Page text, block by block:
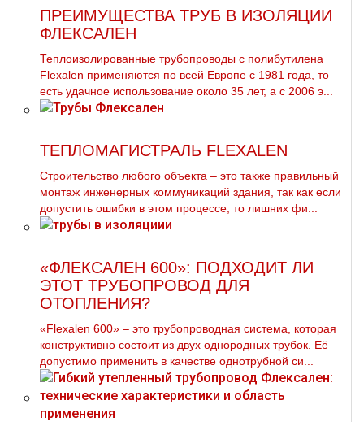
ПРЕИМУЩЕСТВА ТРУБ В ИЗОЛЯЦИИ
ФЛЕКСАЛЕН
Теплоизолированные трубопроводы с полибутилена
Flexalen применяются по всей Европе с 1981 года, то
есть удачное использование около 35 лет, а с 2006 э...
ТЕПЛОМАГИСТРАЛЬ FLEXALEN
Строительство любого объекта – это также правильный
монтаж инженерных коммуникаций здания, так как если
допустить ошибки в этом процессе, то лишних фи...
«ФЛЕКСАЛЕН 600»: ПОДХОДИТ ЛИ
ЭТОТ ТРУБОПРОВОД ДЛЯ
ОТОПЛЕНИЯ?
«Flexalen 600» – это трубопроводная система, которая
конструктивно состоит из двух однородных трубок. Её
допустимо применить в качестве однотрубной си...